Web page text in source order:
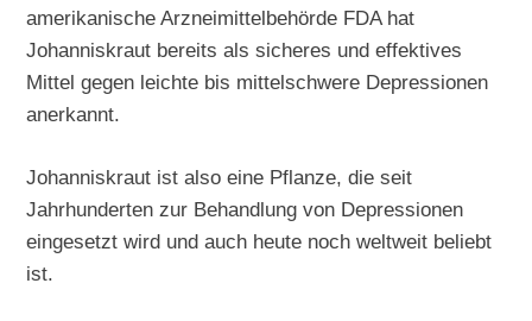
amerikanische Arzneimittelbehörde FDA hat
Johanniskraut bereits als sicheres und effektives
Mittel gegen leichte bis mittelschwere Depressionen
anerkannt.
Johanniskraut ist also eine Pflanze, die seit
Jahrhunderten zur Behandlung von Depressionen
eingesetzt wird und auch heute noch weltweit beliebt
ist.